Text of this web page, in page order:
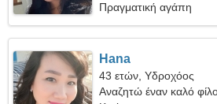
Πραγματική αγάπη
Hana
43 ετών, Υδροχόος
Αναζητώ έναν καλό φίλο